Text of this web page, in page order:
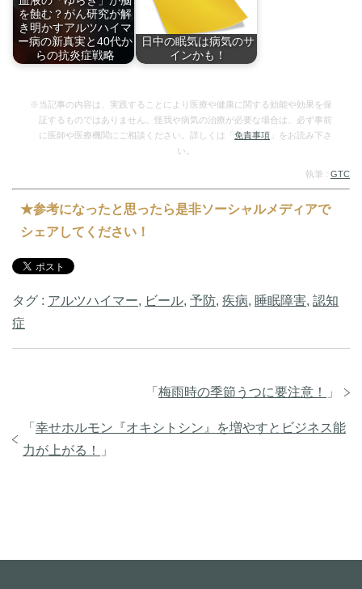
を蝕む？がん研究が解
き明かすアルツハイマ
ー病の新真実と40代か
らの抗炎症戦略
日中の眠気は病気のサ
インかも！
※当記事の内容は、実践することにより医療や健康に関する効能や効果を保
証するものではありません。怪我や病気の治療が必要な場合は、必ず事前
に医師や医療機関にご相談ください。詳しくは「 免責事項 」をお読み下さ
い。
執筆 : GTC
★参考になったと思ったら是非ソーシャルメディアで
シェアしてください！
タグ : アルツハイマー, ビール, 予防, 疾病, 睡眠障害, 認知
症
「 梅雨時の季節うつに要注意！ 」
「 幸せホルモン『オキシトシン』を増やすとビジネス能
力が上がる！
」